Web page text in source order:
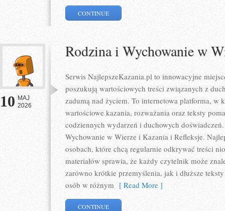
CONTINUE
10 MAJ
2026
Rodzina i Wychowanie w
Serwis NajlepszeKazania.pl to innowacyjne
poszukują wartościowych treści związanych z
zadumą nad życiem. To internetowa platforma, w
wartościowe kazania, rozważania oraz teksty
codziennych wydarzeń i duchowych
Wychowanie w Wierze i Kazania i Refleksje.
osobach, które chcą regularnie odkrywać treści
materiałów sprawia, że każdy czytelnik może
zarówno krótkie przemyślenia, jak i dłuższe
osób w różnym [ Read More ]
CONTINUE